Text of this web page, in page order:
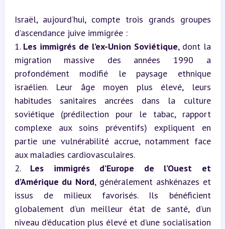
Israël, aujourd’hui, compte trois grands groupes
d’ascendance juive immigrée :
1. Les immigrés de l’ex-Union Soviétique, dont la
migration massive des années 1990 a
profondément modifié le paysage ethnique
israélien. Leur âge moyen plus élevé, leurs
habitudes sanitaires ancrées dans la culture
soviétique (prédilection pour le tabac, rapport
complexe aux soins préventifs) expliquent en
partie une vulnérabilité accrue, notamment face
aux maladies cardiovasculaires.
2. Les immigrés d’Europe de l’Ouest et
d’Amérique du Nord, généralement ashkénazes et
issus de milieux favorisés. Ils bénéficient
globalement d’un meilleur état de santé, d’un
niveau d’éducation plus élevé et d’une socialisation